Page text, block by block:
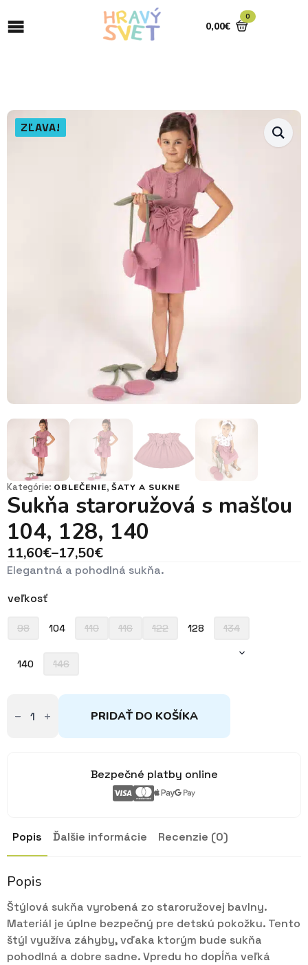
0,00€
0
ZĽAVA!
Kategórie: OBLEČENIE, ŠATY A SUKNE
Sukňa staroružová s mašľou
104, 128, 140
11,60€–17,50€
Price
range:
11,60€
17,50€
Elegantná a pohodlná sukňa.
veľkosť
98 104 110 116 122 128 134
140 146
množstvo
Sukňa
staroružová PRIDAŤ DO KOŠÍKA
Bezpečné platby online
Popis Ďalšie informácie Recenzie (0)
Popis
Štýlová sukňa vyrobená zo staroružovej bavlny.
Materiál je úplne bezpečný pre detskú pokožku. Tento
štýl využíva záhyby, vďaka ktorým bude sukňa
pohodlná a dobre sadne. Vpredu ho dopĺňa veľká